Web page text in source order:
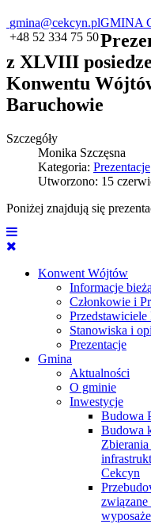
gmina@cekcyn.pl
+48 52 334 75 50
GMINA
Konwent Wójtów
Informacje
Członkowie i
Stanowiska i
Prezentacje
Gmina
Aktualności
O gminie
Inwestycje
Budowa
Budowa
Cekcyn
związane
z XLVIII
Konwentu
Baruchowie
Szczegóły
Monika Szczęsna
Kategoria: Prezentacje
Utworzono: 15
Poniżej znajdują się